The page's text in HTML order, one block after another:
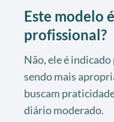
Este modelo
profissional?
Não, ele é
sendo mais
buscam
diário moderado.